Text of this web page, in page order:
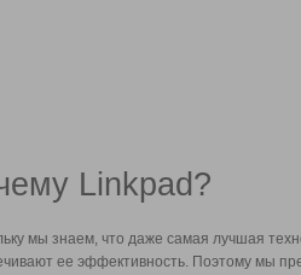
Linkpad?
мы знаем, что даже самая лучшая
ее эффективность. Поэтому мы